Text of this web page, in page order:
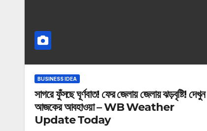
BUSINESS IDEA
সাগরে ফুঁসছে ঘূর্ণবাত! ফের জেলায় জেলায় ঝড়বৃষ্টি! দেখুন
আজকের আবহাওয়া – WB Weather
Update Today